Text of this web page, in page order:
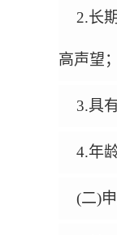
2.长
高声望；
3.具
4.年
(二)